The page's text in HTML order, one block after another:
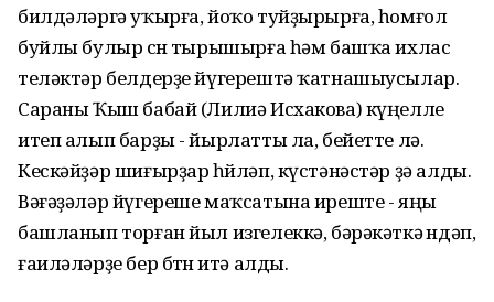
билдәләргә уҡырға, йоҡо туйҙырырға, һомғол
буйлы булыр өсөн тырышырға һәм башҡа ихлас
теләктәр белдерҙе йүгерештә ҡатнашыусылар.
Сараны Ҡыш бабай (Лилиә Исхакова) күңелле
итеп алып барҙы - йырлатты ла, бейетте лә.
Кескәйҙәр шиғырҙар һөйләп, күстәнәстәр ҙә алды.
Вәғәҙәләр йүгереше маҡсатына иреште - яңы
башланып торған йыл изгелеккә, бәрәкәткә өндәп,
ғаиләләрҙе бер бөтөн итә алды.